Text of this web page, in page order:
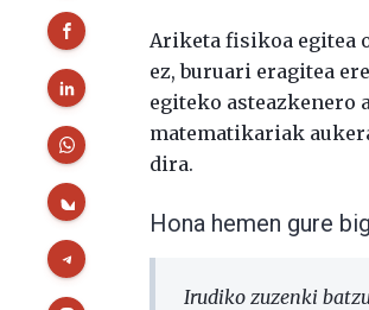
Ariketa fisikoa egitea
ez, buruari eragitea
egiteko asteazkenero
matematikariak
dira.
Hona hemen gure
Irudiko zuzenki